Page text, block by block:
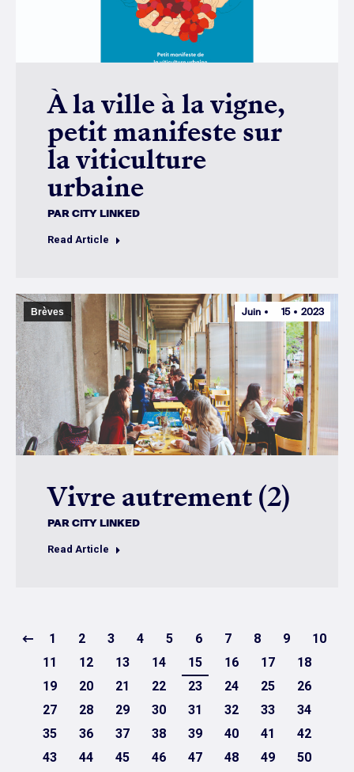
À la ville à la vigne,
petit manifeste sur
la viticulture
urbaine
PARCITY LINKED
Read Article
Juin 15 2023
Brèves
Vivre autrement (2)
PARCITY LINKED
Read Article
1 2 3 4 5 6 7 8 9
10
11
12 13 14 15 16 17
18
19
20 21 22 23 24 25
26
27
28 29 30 31 32 33
34
35
36 37 38 39 40 41
42
43
44 45 46 47 48 49
50